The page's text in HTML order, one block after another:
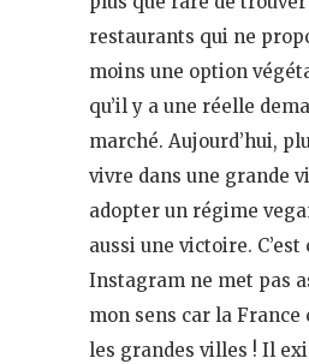
restaurants qui ne
moins une option
qu’il y a une réelle
marché. Aujourd’hui,
vivre dans une grande
adopter un régime
aussi une victoire.
Instagram ne met pas
mon sens car la France
les grandes villes ! Il